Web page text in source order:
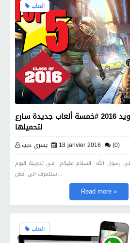
العاب
أفضل ألعاب الأندرويد 2016 #خمسة ألعاب جديدة سارع
لتحميلها
يسري ذيب 18 janvier 2016 (0)
رسول الله السلام عليكم في تدوينة اليوم
سنتعرف الى أفض…
Read more »
العاب